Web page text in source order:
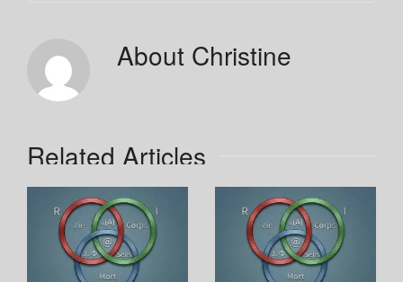
About Christine
Related Articles